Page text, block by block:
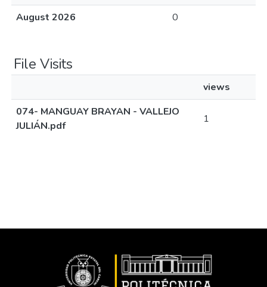
August 2026
0
File Visits
views
074- MANGUAY BRAYAN - VALLEJO
JULIÁN.pdf
1